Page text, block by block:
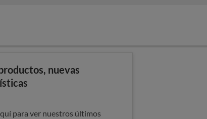
nuevas
para ver nuestros últimos